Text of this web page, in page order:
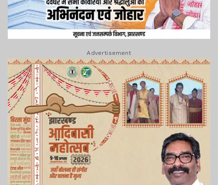
Advertisement